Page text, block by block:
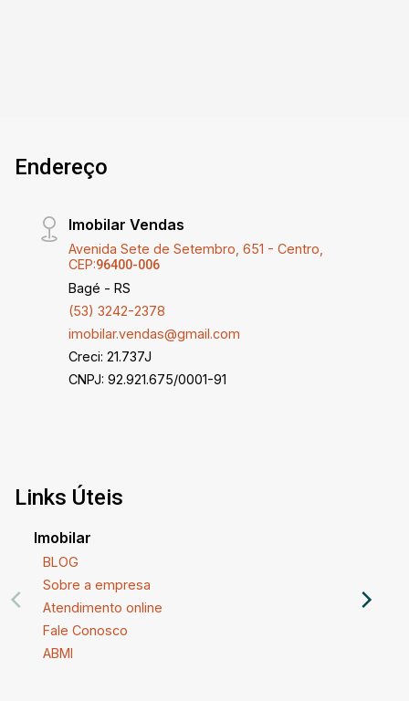
ainda mais acessível. Não perca a chance de
conhecer esta casa encantadora. Entre em
Endereço
Imobilar Vendas
Avenida Sete de Setembro, 651 - Centro,
CEP:96400-006
Bagé - RS
(53) 3242-2378
imobilar.vendas@gmail.com
Creci: 21.737J
CNPJ: 92.921.675/0001-91
Links Úteis
Imobilar
BLOG
Sobre a empresa
Atendimento online
Fale Conosco
ABMI